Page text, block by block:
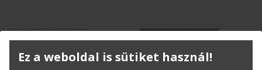
Ez a weboldal is sütiket használ!